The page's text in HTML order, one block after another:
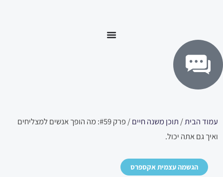
עמוד הבית/ תוכן משנה חיים
/ פרק #59: מה הופך אנשים למצליחים
ואיך גם אתה יכול.
הגשמה עצמית אקספרס